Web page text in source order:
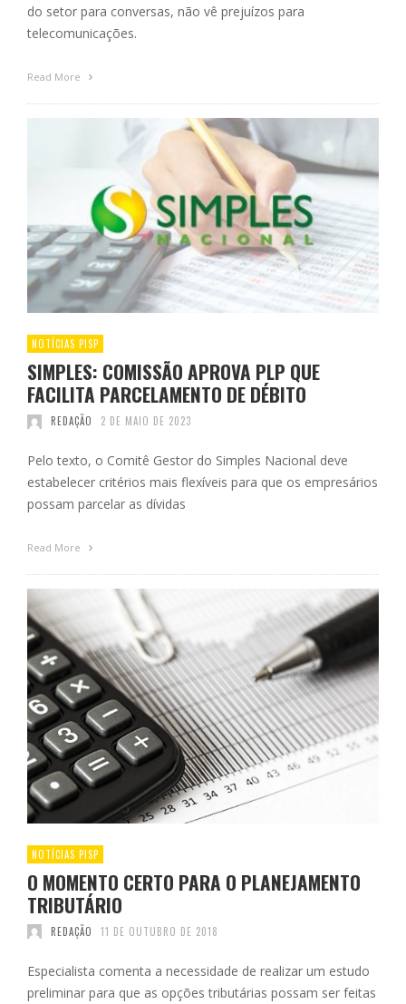
do setor para conversas, não vê prejuízos para
telecomunicações.
Read More
NOTÍCIAS PISP
SIMPLES: COMISSÃO APROVA PLP QUE
FACILITA PARCELAMENTO DE DÉBITO
REDAÇÃO 2 DE MAIO DE 2023
Pelo texto, o Comitê Gestor do Simples Nacional deve
estabelecer critérios mais flexíveis para que os empresários
possam parcelar as dívidas
Read More
NOTÍCIAS PISP
O MOMENTO CERTO PARA O PLANEJAMENTO
TRIBUTÁRIO
REDAÇÃO 11 DE OUTUBRO DE 2018
Especialista comenta a necessidade de realizar um estudo
preliminar para que as opções tributárias possam ser feitas